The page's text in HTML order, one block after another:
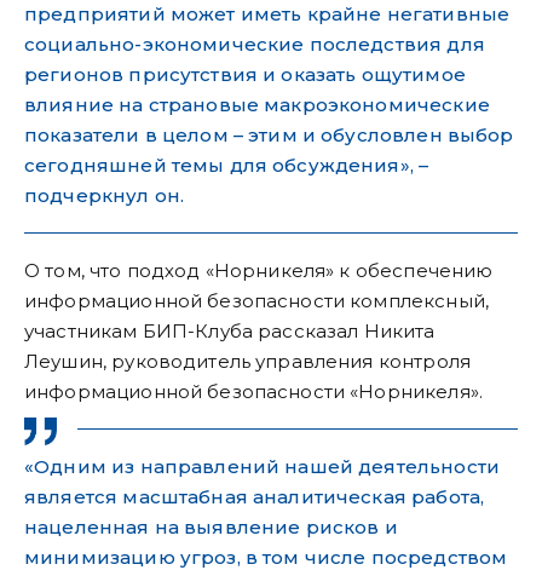
предприятий может иметь крайне негативные
социально-экономические последствия для
регионов присутствия и оказать ощутимое
влияние на страновые макроэкономические
показатели в целом – этим и обусловлен выбор
сегодняшней темы для обсуждения», –
подчеркнул он.
О том, что подход «Норникеля» к обеспечению
информационной безопасности комплексный,
участникам БИП-Клуба рассказал Никита
Леушин, руководитель управления контроля
информационной безопасности «Норникеля».
«Одним из направлений нашей деятельности
является масштабная аналитическая работа,
нацеленная на выявление рисков и
минимизацию угроз, в том числе посредством